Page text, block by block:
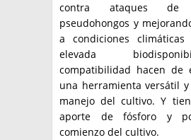
contra ataques
pseudohongos y
a condiciones climáticas
elevada
compatibilidad hacen de
una herramienta versátil
manejo del cultivo. Y
aporte de fósforo y
comienzo del cultivo.